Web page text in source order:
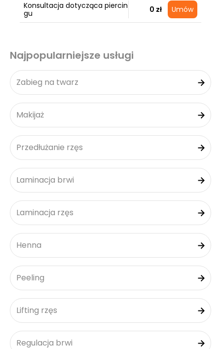
Konsultacja dotycząca piercin
gu
0 zł Umów
Najpopularniejsze usługi
Zabieg na twarz
Makijaż
Przedłużanie rzęs
Laminacja brwi
Laminacja rzęs
Henna
Peeling
Lifting rzęs
Regulacja brwi